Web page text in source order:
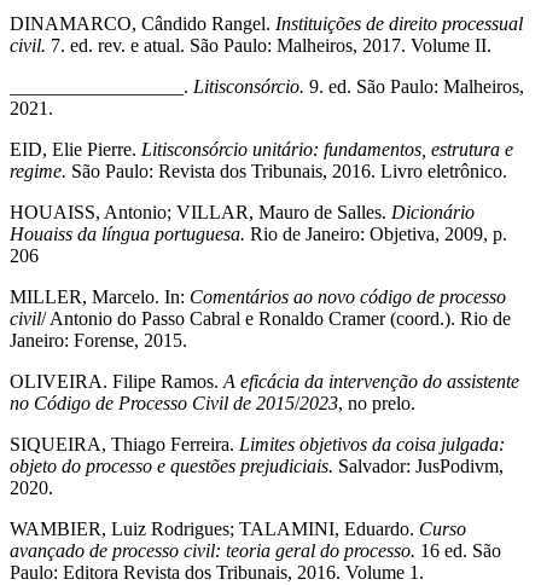
DINAMARCO, Cândido Rangel. Instituições de direito processual
civil. 7. ed. rev. e atual. São Paulo: Malheiros, 2017. Volume II.
__________________. Litisconsórcio. 9. ed. São Paulo: Malheiros,
2021.
EID, Elie Pierre. Litisconsórcio unitário: fundamentos, estrutura e
regime. São Paulo: Revista dos Tribunais, 2016. Livro eletrônico.
HOUAISS, Antonio; VILLAR, Mauro de Salles. Dicionário
Houaiss da língua portuguesa. Rio de Janeiro: Objetiva, 2009, p.
206
MILLER, Marcelo. In: Comentários ao novo código de processo
civil/ Antonio do Passo Cabral e Ronaldo Cramer (coord.). Rio de
Janeiro: Forense, 2015.
OLIVEIRA. Filipe Ramos. A eficácia da intervenção do assistente
no Código de Processo Civil de 2015/2023, no prelo.
SIQUEIRA, Thiago Ferreira. Limites objetivos da coisa julgada:
objeto do processo e questões prejudiciais. Salvador: JusPodivm,
2020.
WAMBIER, Luiz Rodrigues; TALAMINI, Eduardo. Curso
avançado de processo civil: teoria geral do processo. 16 ed. São
Paulo: Editora Revista dos Tribunais, 2016. Volume 1.